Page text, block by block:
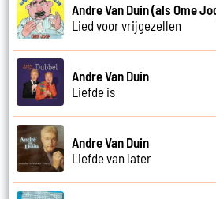
Andre Van Duin (als Ome
Lied voor vrijgezellen
Andre Van Duin
Liefde is
Andre Van Duin
Liefde van later